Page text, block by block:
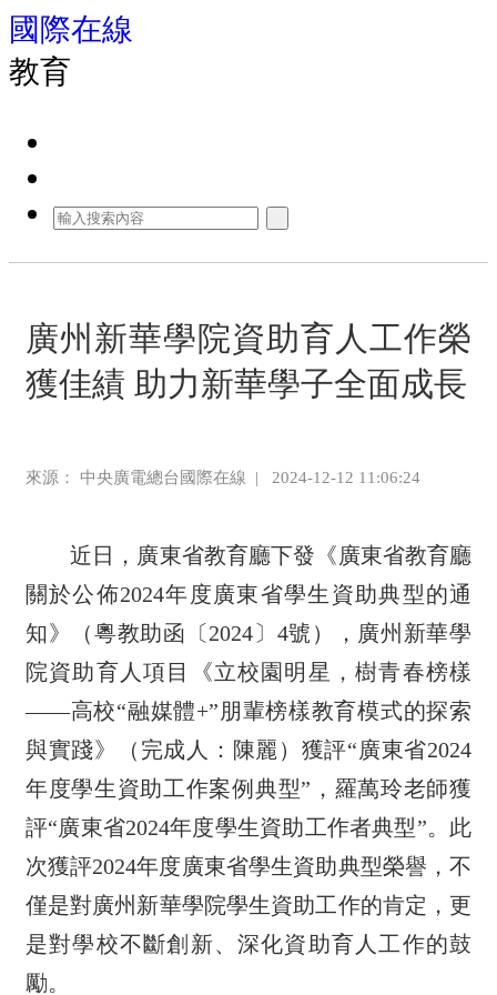
國際在線
教育
廣州新華學院資助育人工作榮
獲佳績 助力新華學子全面成長
來源： 中央廣電總台國際在線 | 2024-12-12 11:06:24
近日，廣東省教育廳下發《廣東省教育廳
關於公佈2024年度廣東省學生資助典型的通
知》（粵教助函〔2024〕4號），廣州新華學
院資助育人項目《立校園明星，樹青春榜樣
——高校“融媒體+”朋輩榜樣教育模式的探索
與實踐》（完成人：陳麗）獲評“廣東省2024
年度學生資助工作案例典型”，羅萬玲老師獲
評“廣東省2024年度學生資助工作者典型”。此
次獲評2024年度廣東省學生資助典型榮譽，不
僅是對廣州新華學院學生資助工作的肯定，更
是對學校不斷創新、深化資助育人工作的鼓
勵。